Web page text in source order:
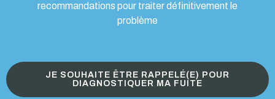
recommandations pour traiter définitivement le
problème
JE SOUHAITE ÊTRE RAPPELÉ(E) POUR
DIAGNOSTIQUER MA FUITE